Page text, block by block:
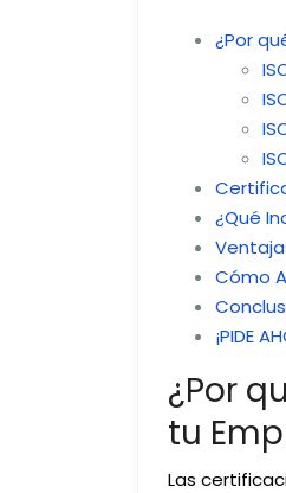
¿Por
¿Qué
Cómo
¡PIDE
¿Por
tu
Las